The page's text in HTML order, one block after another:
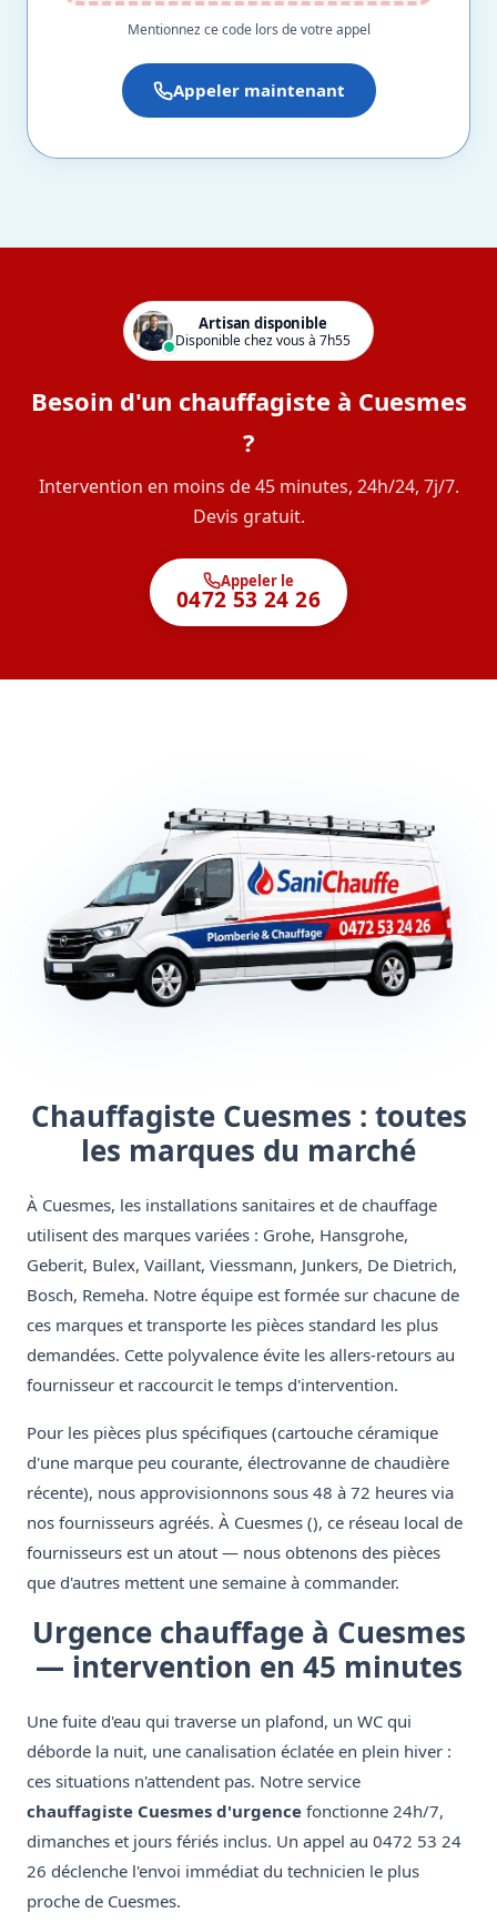
Mentionnez ce code lors de votre appel
Appeler maintenant
Artisan disponible
Disponible chez vous à 7h55
Besoin d'un chauffagiste à Cuesmes
?
Intervention en moins de 45 minutes, 24h/24, 7j/7.
Devis gratuit.
Appeler le
0472 53 24 26
Chauffagiste Cuesmes : toutes
les marques du marché
À Cuesmes, les installations sanitaires et de chauffage
utilisent des marques variées : Grohe, Hansgrohe,
Geberit, Bulex, Vaillant, Viessmann, Junkers, De Dietrich,
Bosch, Remeha. Notre équipe est formée sur chacune de
ces marques et transporte les pièces standard les plus
demandées. Cette polyvalence évite les allers-retours au
fournisseur et raccourcit le temps d'intervention.
Pour les pièces plus spécifiques (cartouche céramique
d'une marque peu courante, électrovanne de chaudière
récente), nous approvisionnons sous 48 à 72 heures via
nos fournisseurs agréés. À Cuesmes (), ce réseau local de
fournisseurs est un atout — nous obtenons des pièces
que d'autres mettent une semaine à commander.
Urgence chauffage à Cuesmes
— intervention en 45 minutes
Une fuite d'eau qui traverse un plafond, un WC qui
déborde la nuit, une canalisation éclatée en plein hiver :
ces situations n'attendent pas. Notre service
chauffagiste Cuesmes d'urgence fonctionne 24h/7,
dimanches et jours fériés inclus. Un appel au 0472 53 24
26 déclenche l'envoi immédiat du technicien le plus
proche de Cuesmes.